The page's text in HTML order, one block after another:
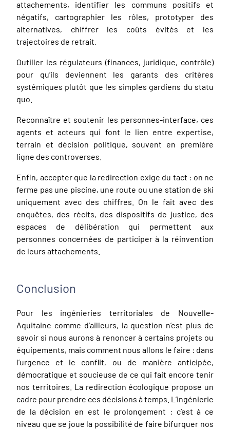
attachements, identifier les communs positifs et
négatifs, cartographier les rôles, prototyper des
alternatives, chiffrer les coûts évités et les
trajectoires de retrait.
Outiller les régulateurs (finances, juridique, contrôle)
pour qu’ils deviennent les garants des critères
systémiques plutôt que les simples gardiens du statu
quo.
Reconnaître et soutenir les personnes-interface, ces
agents et acteurs qui font le lien entre expertise,
terrain et décision politique, souvent en première
ligne des controverses.
Enfin, accepter que la redirection exige du tact : on ne
ferme pas une piscine, une route ou une station de ski
uniquement avec des chiffres. On le fait avec des
enquêtes, des récits, des dispositifs de justice, des
espaces de délibération qui permettent aux
personnes concernées de participer à la réinvention
de leurs attachements.
Conclusion
Pour les ingénieries territoriales de Nouvelle-
Aquitaine comme d’ailleurs, la question n’est plus de
savoir si nous aurons à renoncer à certains projets ou
équipements, mais comment nous allons le faire : dans
l’urgence et le conflit, ou de manière anticipée,
démocratique et soucieuse de ce qui fait encore tenir
nos territoires. La redirection écologique propose un
cadre pour prendre ces décisions à temps. L’ingénierie
de la décision en est le prolongement : c’est à ce
niveau que se joue la possibilité de faire bifurquer nos